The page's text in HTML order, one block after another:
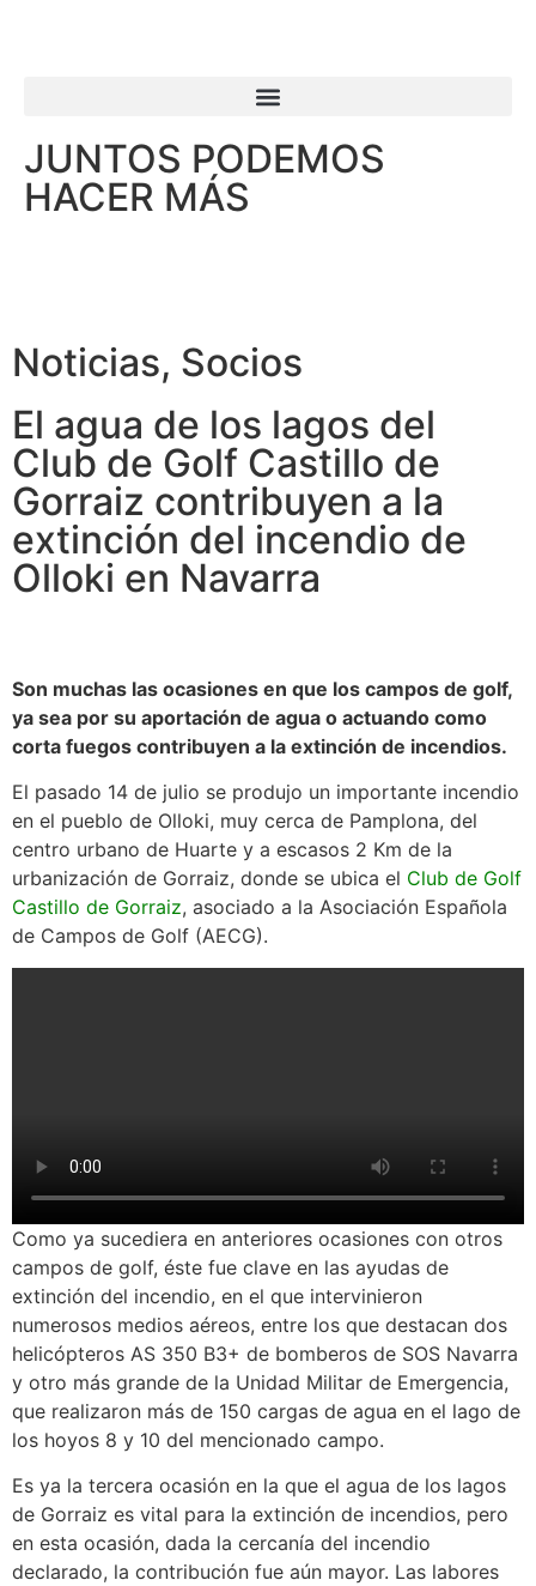
JUNTOS PODEMOS
HACER MÁS
Noticias, Socios
El agua de los lagos del
Club de Golf Castillo de
Gorraiz contribuyen a la
extinción del incendio de
Olloki en Navarra
Son muchas las ocasiones en que los campos de golf,
ya sea por su aportación de agua o actuando como
corta fuegos contribuyen a la extinción de incendios.
El pasado 14 de julio se produjo un importante incendio
en el pueblo de Olloki, muy cerca de Pamplona, del
centro urbano de Huarte y a escasos 2 Km de la
urbanización de Gorraiz, donde se ubica el Club de Golf
Castillo de Gorraiz, asociado a la Asociación Española
de Campos de Golf (AECG).
Como ya sucediera en anteriores ocasiones con otros
campos de golf, éste fue clave en las ayudas de
extinción del incendio, en el que intervinieron
numerosos medios aéreos, entre los que destacan dos
helicópteros AS 350 B3+ de bomberos de SOS Navarra
y otro más grande de la Unidad Militar de Emergencia,
que realizaron más de 150 cargas de agua en el lago de
los hoyos 8 y 10 del mencionado campo.
Es ya la tercera ocasión en la que el agua de los lagos
de Gorraiz es vital para la extinción de incendios, pero
en esta ocasión, dada la cercanía del incendio
declarado, la contribución fue aún mayor. Las labores